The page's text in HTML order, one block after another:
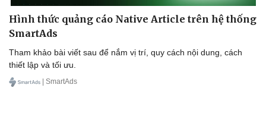
Hình thức quảng cáo Native Article trên hệ thống
SmartAds
Tham khảo bài viết sau để nắm vị trí, quy cách nội dung, cách
thiết lập và tối ưu.
| SmartAds